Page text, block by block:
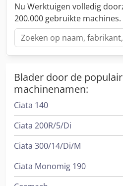
Nu Werktuigen volledig
200.000 gebruikte machines.
Blader door de
machinenamen:
Ciata 140
Ciata 200R/5/Di
Ciata 300/14/Di/M
Ciata Monomig 190